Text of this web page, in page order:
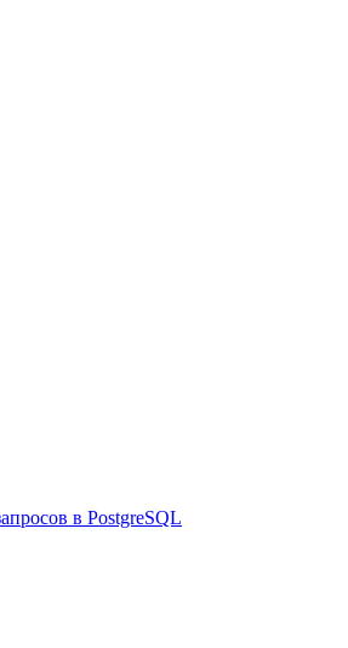
в PostgreSQL